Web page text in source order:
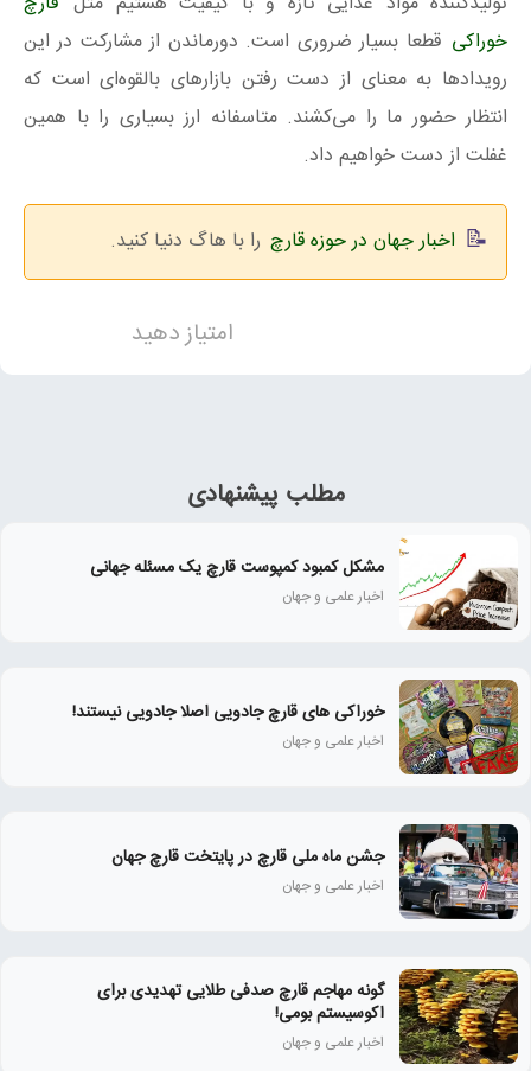
خوراکی قطعا بسیار ضروری است. دورماندن از مشارکت در این
رویدادها به معنای از دست رفتن بازارهای بالقوه‌ای است که
انتظار حضور ما را می‌کشند. متاسفانه ارز بسیاری را با همین
غفلت از دست خواهیم داد.
اخبار جهان در حوزه قارچ را با هاگ دنیا کنید.
امتیاز دهید
مطلب پیشنهادی
مشکل کمبود کمپوست قارچ یک مسئله جهانی
اخبار علمی و جهان
خوراکی های قارچ جادویی اصلا جادویی نیستند!
اخبار علمی و جهان
جشن ماه ملی قارچ در پایتخت قارچ جهان
اخبار علمی و جهان
گونه مهاجم قارچ صدفی طلایی تهدیدی برای
اکوسیستم بومی!
اخبار علمی و جهان